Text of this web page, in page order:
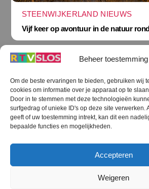
Beheer toestemming
Om de beste ervaringen te bieden, gebruiken wij
cookies om informatie over je apparaat op te
Door in te stemmen met deze technologieën
surfgedrag of unieke ID's op deze site verwerken.
geeft of uw toestemming intrekt, kan dit een
bepaalde functies en mogelijkheden.
Accepteren
Weigeren
STEENWIJKERLAND NIEUWS
Vijf keer op avontuur in de natuur
Terug
naar
boven
RTV SLOS
RTV SLOS ANBI